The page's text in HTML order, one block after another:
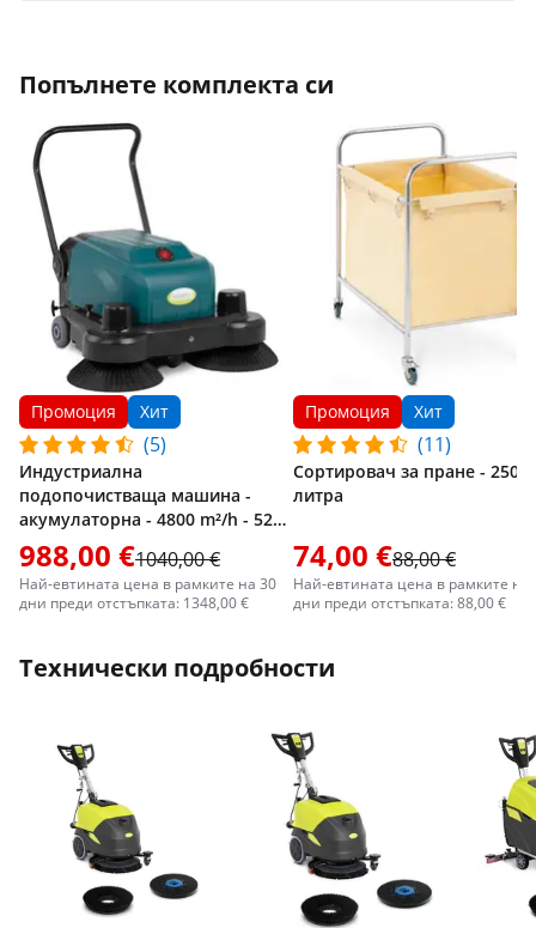
Попълнете комплекта си
Промоция Хит
(5)
Индустриална
подопочистваща машина -
акумулаторна - 4800 m²/h - 52
cm ширина на четката
988,00 €1040,00 €
Най-евтината цена в рамките на 30
дни преди отстъпката: 1348,00 €
Промоция Хит
(11)
Сортировач за пране - 250
литра
74,00 €88,00 €
Най-евтината цена в рамките на
дни преди отстъпката: 88,00 €
Технически подробности